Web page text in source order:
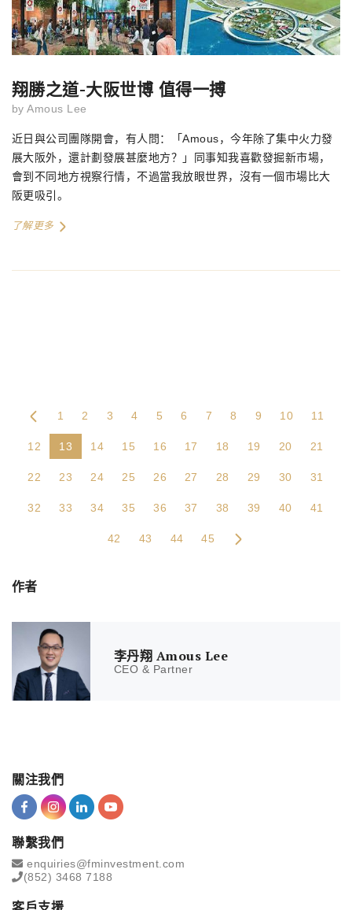
翔勝之道-大阪世博 值得一搏
by Amous Lee
近日與公司團隊開會，有人問：「Amous，今年除了集中火力發
展大阪外，還計劃發展甚麼地方？」同事知我喜歡發掘新市場，
會到不同地方視察行情，不過當我放眼世界，沒有一個市場比大
阪更吸引。
了解更多
1 2 3 4 5 6 7 8 9 10 11
12 13 14 15 16 17 18 19 20 21
22 23 24 25 26 27 28 29 30 31
32 33 34 35 36 37 38 39 40 41
42 43 44 45
作者
李丹翔 Amous Lee
CEO & Partner
關注我們
聯繫我們
enquiries@fminvestment.com
(852) 3468 7188
客戶支援